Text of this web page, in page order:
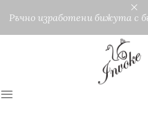
Ръчно изработени бижута с